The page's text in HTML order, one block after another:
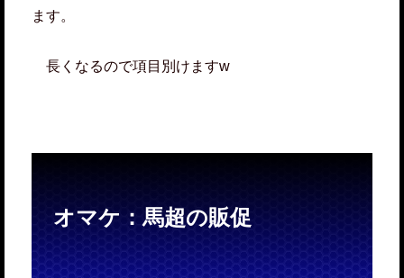
ます。
長くなるので項目別けますw
オマケ：馬超の販促